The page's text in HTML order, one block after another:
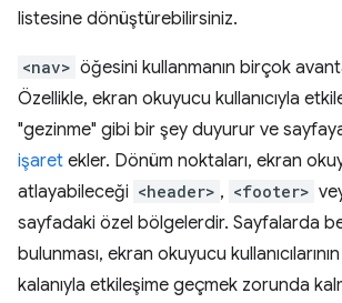
listesine dönüştürebilirsiniz.
<nav> öğesini kullanmanın birçok
Özellikle, ekran okuyucu kullanıcıyla
"gezinme" gibi bir şey duyurur ve
işaret ekler. Dönüm noktaları, ekran
atlayabileceği <header> , <footer>
sayfadaki özel bölgelerdir. Sayfalarda
bulunması, ekran okuyucu
kalanıyla etkileşime geçmek zorunda